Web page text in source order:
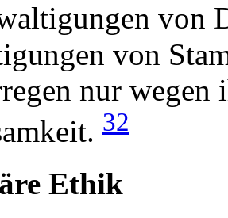
von
von
nur wegen
32
Ethik